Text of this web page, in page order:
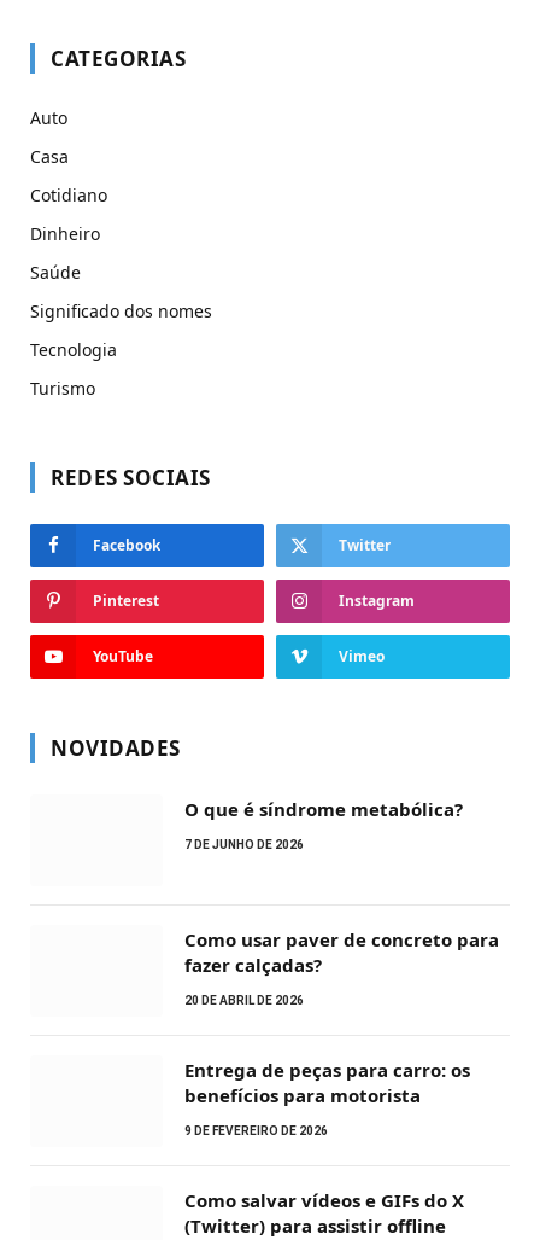
CATEGORIAS
Auto
Casa
Cotidiano
Dinheiro
Saúde
Significado dos nomes
Tecnologia
Turismo
REDES SOCIAIS
Facebook Twitter
Pinterest Instagram
YouTube Vimeo
NOVIDADES
O que é síndrome metabólica?
7 DE JUNHO DE 2026
Como usar paver de concreto para
fazer calçadas?
20 DE ABRIL DE 2026
Entrega de peças para carro: os
benefícios para motorista
9 DE FEVEREIRO DE 2026
Como salvar vídeos e GIFs do X
(Twitter) para assistir offline